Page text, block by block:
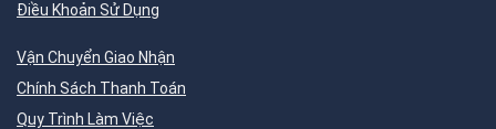
Điều Khoản Sử Dụng
Vận Chuyển Giao Nhận
Chính Sách Thanh Toán
Quy Trình Làm Việc